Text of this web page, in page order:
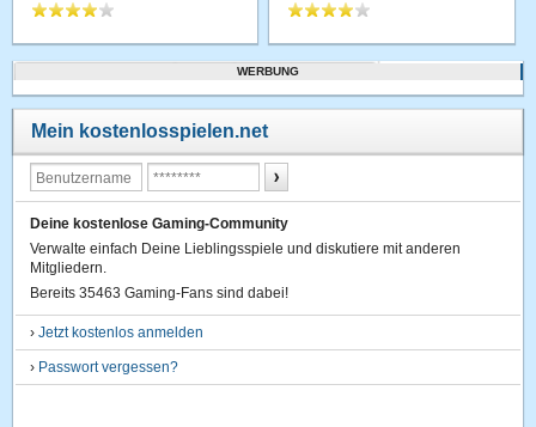
WERBUNG
Mein kostenlosspielen.net
Deine kostenlose Gaming-Community
Verwalte einfach Deine Lieblingsspiele und diskutiere mit anderen
Mitgliedern.
Bereits 35463 Gaming-Fans sind dabei!
›Jetzt kostenlos anmelden
› Passwort vergessen?